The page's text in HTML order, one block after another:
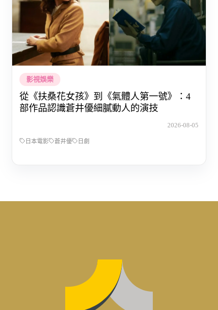
影視娛樂
從《扶桑花女孩》到《氣體人第一號》：4
部作品認識蒼井優細膩動人的演技
2026-08-05
日本電影 蒼井優 日劇